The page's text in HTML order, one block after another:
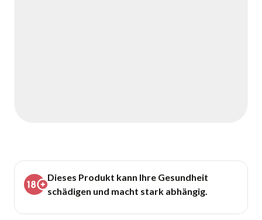
Dieses Produkt kann Ihre Gesundheit
schädigen und macht stark abhängig.